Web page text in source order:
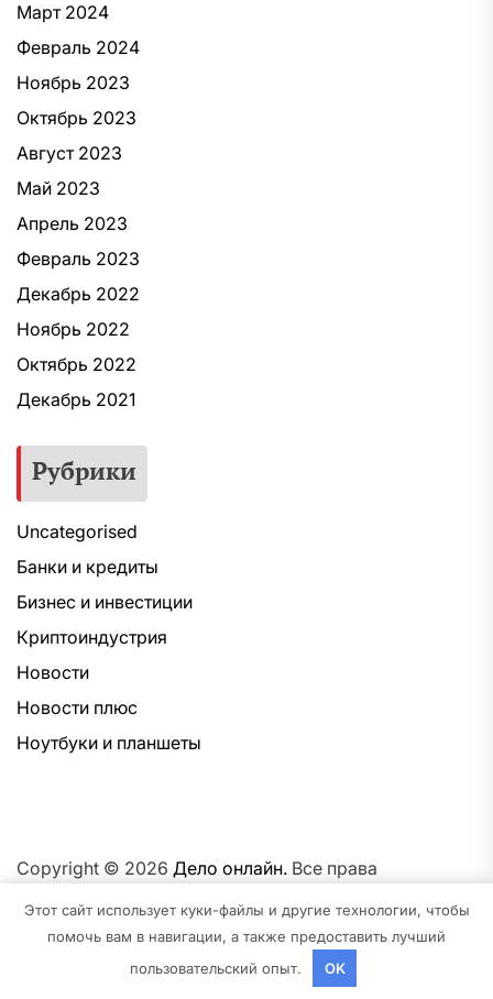
Март 2024
Февраль 2024
Ноябрь 2023
Октябрь 2023
Август 2023
Май 2023
Апрель 2023
Февраль 2023
Декабрь 2022
Ноябрь 2022
Октябрь 2022
Декабрь 2021
Рубрики
Uncategorised
Банки и кредиты
Бизнес и инвестиции
Криптоиндустрия
Новости
Новости плюс
Ноутбуки и планшеты
Copyright © 2026 Дело онлайн. Все права
платформеWordPress.
Этот сайт использует куки-файлы и другие технологии, чтобы
помочь вам в навигации, а также предоставить лучший
пользовательский опыт.
OK